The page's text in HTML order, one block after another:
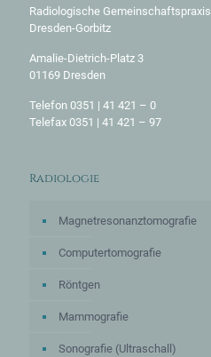
Radiologische Gemeinschaftspraxis
Dresden-Gorbitz
Amalie-Dietrich-Platz 3
01169 Dresden
Telefon 0351 | 41 421 – 0
Telefax 0351 | 41 421 – 97
Radiologie
Magnetresonanztomografie
Computertomografie
Röntgen
Mammografie
Sonografie (Ultraschall)